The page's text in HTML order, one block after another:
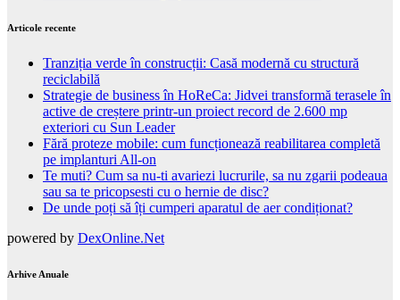
Articole recente
Tranziția verde în construcții: Casă modernă cu structură
reciclabilă
Strategie de business în HoReCa: Jidvei transformă terasele în
active de creștere printr-un proiect record de 2.600 mp
exteriori cu Sun Leader
Fără proteze mobile: cum funcționează reabilitarea completă
pe implanturi All-on
Te muti? Cum sa nu-ti avariezi lucrurile, sa nu zgarii podeaua
sau sa te pricopsesti cu o hernie de disc?
De unde poți să îți cumperi aparatul de aer condiționat?
powered by DexOnline.Net
Arhive Anuale